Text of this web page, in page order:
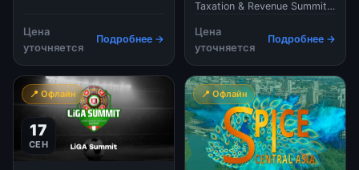
упор на приватное общение
и живые дискуссии. Глав
Цена
уточняется
Подробнее →
Taxation & Revenue Summit
September 2026 at The
Grand Palm Hotel Casino and
Convention Resort in
Gaborone, Botswana, is a
premier gathering of
regulators, tax authorities,
policymakers, and industr
Цена
уточняется
Подробнее →
📍 Офлайн
17
СЕН
📍 Офлайн